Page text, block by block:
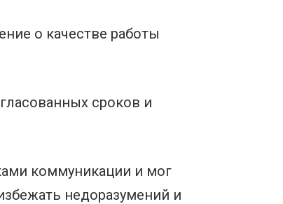
о качестве работы
сроков и
коммуникации и мог
недоразумений и